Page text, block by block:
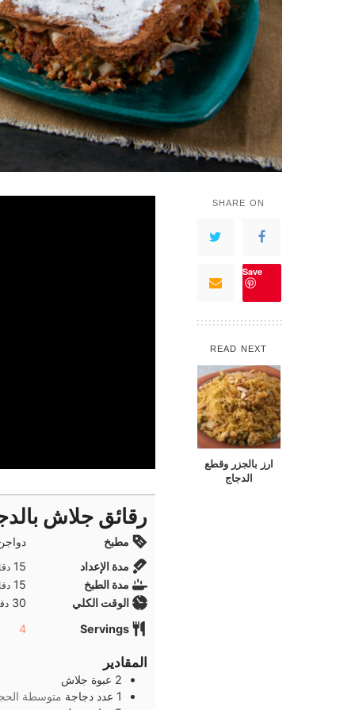
SHARE ON
Save
READ NEXT
ارز بالجزر وقطع
الدجاج
رقائق جلاش
مطبخ
مدة الإعداد
15
مدة الطبخ 15
الوقت الكلي 30
Servings
4
المقادير
2 عبوة جلاش
1 عدد دجاجة متوسطة